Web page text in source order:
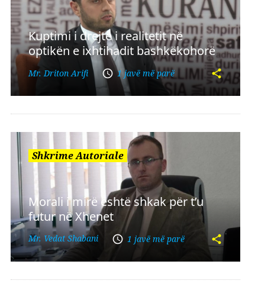
Kuptimi i drejtë i realitetit në
optikën e ixhtihadit bashkëkohorë
Mr. Driton Arifi 1 javë më parë
Shkrime Autoriale
Morali i mirë është shkak për t’u
futur në Xhenet
Mr. Vedat Shabani 1 javë më parë